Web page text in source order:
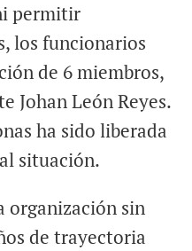
permitir
los funcionarios
de 6 miembros,
Johan León Reyes.
ha sido liberada
situación.
organización sin
de trayectoria